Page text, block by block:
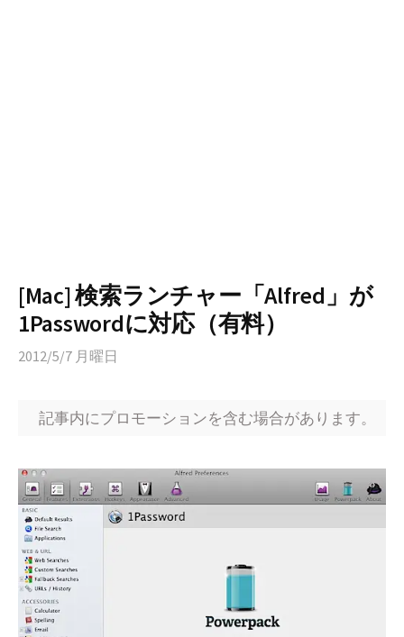
[Mac] 検索ランチャー「Alfred」が
1Passwordに対応（有料）
2012/5/7 月曜日
記事内にプロモーションを含む場合があります。